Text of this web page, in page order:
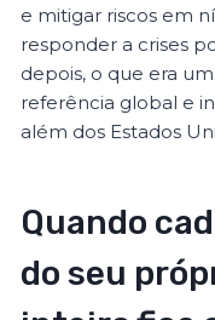
e mitigar riscos em
responder a crises
depois, o que era
referência global e
além dos Estados
Quando
do seu